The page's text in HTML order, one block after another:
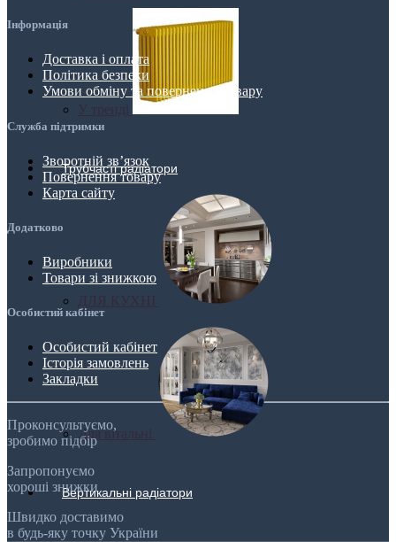
Трубчасті радіатори
Для вітальні
Вертикальні радіатори
Інформація
Доставка і оплата
Політика безпеки
Умови обміну та повернення товару
Служба підтримки
Зворотній зв’язок
Повернення товару
Карта сайту
Додатково
Виробники
Товари зі знижкою
Особистий кабінет
Особистий кабінет
Історія замовлень
Закладки
Проконсультуємо,
зробимо підбір
Запропонуємо
хороші знижки
Швидко доставимо
в будь-яку точку України